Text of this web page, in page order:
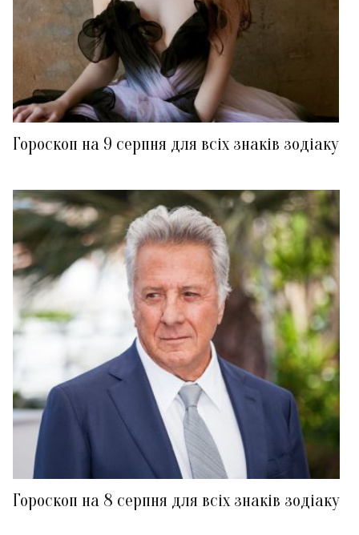
Гороскоп на 9 серпня для всіх знаків зодіаку
Гороскоп на 8 серпня для всіх знаків зодіаку